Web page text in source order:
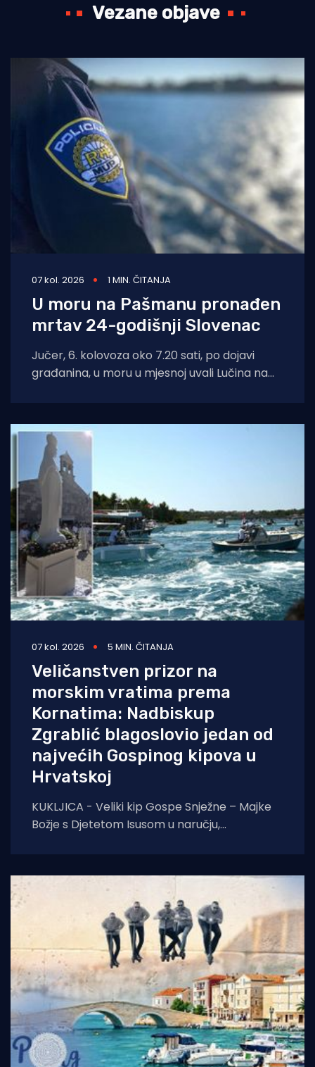
Vezane objave
07 kol. 2026 1 MIN. ČITANJA
U moru na Pašmanu pronađen
mrtav 24-godišnji Slovenac
Jučer, 6. kolovoza oko 7.20 sati, po dojavi
građanina, u moru u mjesnoj uvali Lučina na
07 kol. 2026 5 MIN. ČITANJA
Veličanstven prizor na
morskim vratima prema
Kornatima: Nadbiskup
Zgrablić blagoslovio jedan od
najvećih Gospinog kipova u
Hrvatskoj
KUKLJICA - Veliki kip Gospe Snježne – Majke
Božje s Djetetom Isusom u naručju,